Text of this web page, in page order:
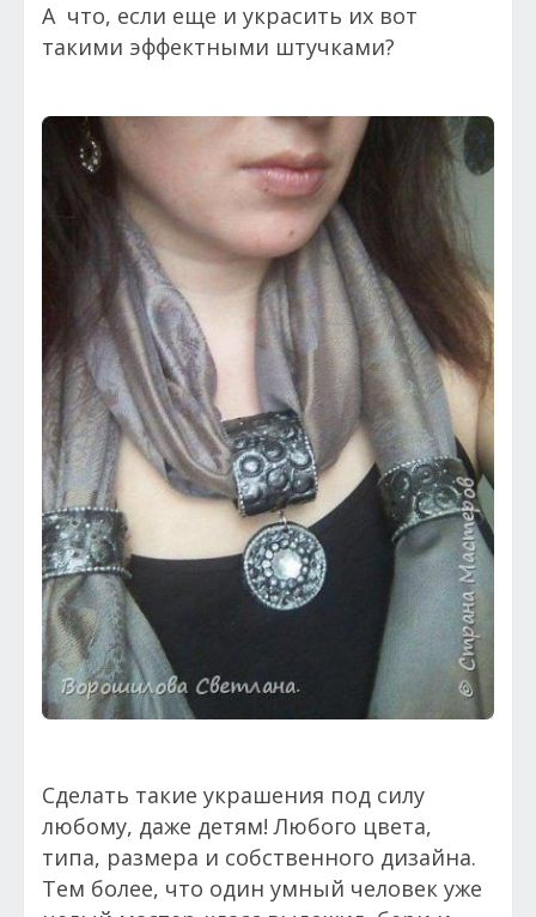
А что, если еще и украсить их вот
такими эффектными штучками?
Сделать такие украшения под силу
любому, даже детям! Любого цвета,
типа, размера и собственного дизайна.
Тем более, что один умный человек уже